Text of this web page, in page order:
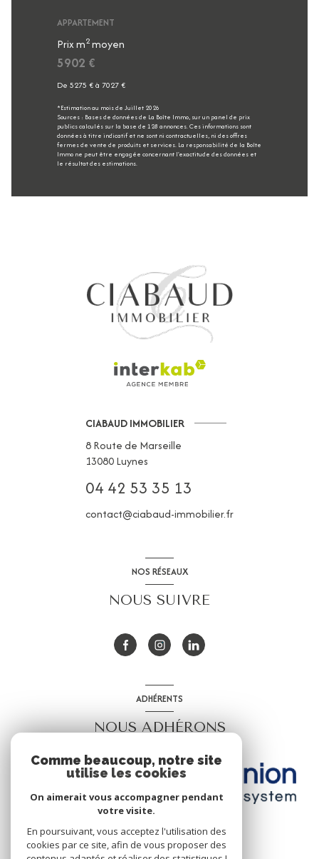
APPARTEMENT
Prix m2moyen
5902 €
De 5275 € à 7027 €
*Estimation au mois de Juillet 2026
Sources : Bases de données de La Boîte Immo, sur un panel de prix
publics calculés sur la base de 128 annonces. Ces informations sont
données à titre indicatif et ne sont ni contractuelles, ni des offres
fermes de vente de produits et services. La responsabilité de la Boîte
Immo ne peut être engagée concernant l'exactitude des données et
le résultat des estimations.
CIABAUD IMMOBILIER
8 Route de Marseille
13080Luynes
04 42 53 35 13
contact@ciabaud-immobilier.fr
NOS RÉSEAUX
NOUS SUIVRE
ADHÉRENTS
NOUS ADHÉRONS
Comme beaucoup, notre site
utilise les cookies
On aimerait vous accompagner pendant
votre visite.
En poursuivant, vous acceptez l'utilisation des
cookies par ce site, afin de vous proposer des